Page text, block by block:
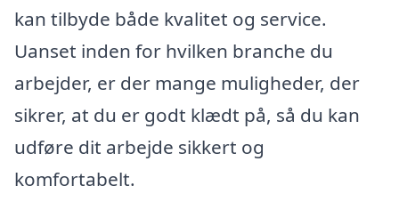
kan tilbyde både kvalitet og service.
Uanset inden for hvilken branche du
arbejder, er der mange muligheder, der
sikrer, at du er godt klædt på, så du kan
udføre dit arbejde sikkert og
komfortabelt.